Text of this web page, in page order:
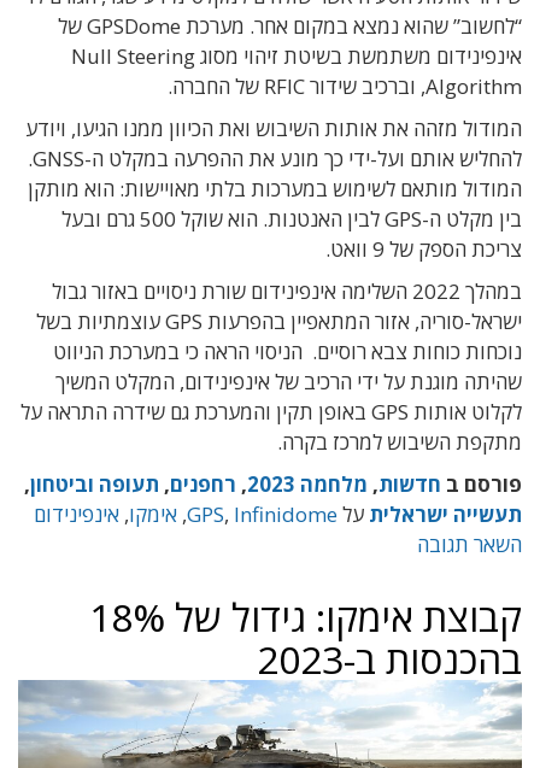
“לחשוב” שהוא נמצא במקום אחר. מערכת GPSDome של
אינפינידום משתמשת בשיטת זיהוי מסוג Null Steering
Algorithm, וברכיב שידור RFIC של החברה.
המודול מזהה את אותות השיבוש ואת הכיוון ממנו הגיעו, ויודע
להחליש אותם ועל-ידי כך מונע את ההפרעה במקלט ה-GNSS.
המודול מותאם לשימוש במערכות בלתי מאויישות: הוא מותקן
בין מקלט ה-GPS לבין האנטנות. הוא שוקל 500 גרם ובעל
צריכת הספק של 9 וואט.
במהלך 2022 השלימה אינפינידום שורת ניסויים באזור גבול
ישראל-סוריה, אזור המתאפיין בהפרעות GPS עוצמתיות בשל
נוכחות כוחות צבא רוסיים. הניסוי הראה כי במערכת הניווט
שהיתה מוגנת על ידי הרכיב של אינפינידום, המקלט המשיך
לקלוט אותות GPS באופן תקין והמערכת גם שידרה התראה על
מתקפת השיבוש למרכז בקרה.
פורסם ב חדשות, מלחמה 2023 , רחפנים, תעופה וביטחון,
תעשייה ישראלית על GPS, Infinidome
, אימקו, אינפינידום
השאר תגובה
קבוצת אימקו: גידול של 18%
בהכנסות ב-2023